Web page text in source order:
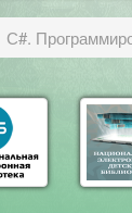
С#.